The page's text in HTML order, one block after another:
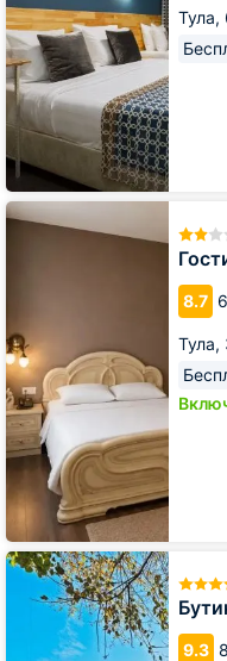
Тула,
8.7
Тула,
Гостиница
9.3
Бутик-
Отель
Тургеневъ